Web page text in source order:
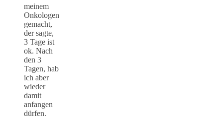
meinem
Onkologen
gemacht,
der sagte,
3 Tage ist
ok. Nach
den 3
Tagen, hab
ich aber
wieder
damit
anfangen
dürfen.